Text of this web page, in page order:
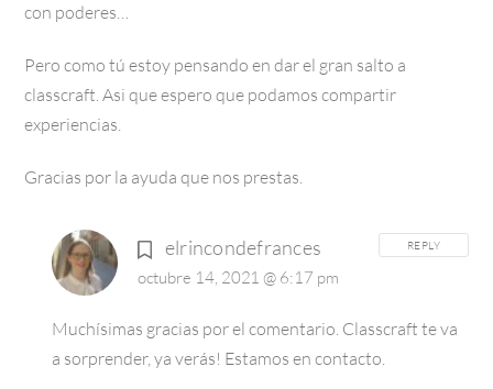
con poderes…
Pero como tú estoy pensando en dar el gran salto a
classcraft. Asi que espero que podamos compartir
experiencias.
Gracias por la ayuda que nos prestas.
elrincondefrances
octubre 14, 2021 @ 6:17 pm
Muchísimas gracias por el comentario. Classcraft te va
a sorprender, ya verás! Estamos en contacto.
REPLY